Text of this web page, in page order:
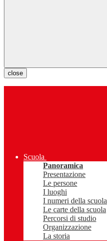
close
Scuola
Panoramica
Presentazione
Le persone
I luoghi
I numeri della scuola
Le carte della scuola
Percorsi di studio
Organizzazione
La storia